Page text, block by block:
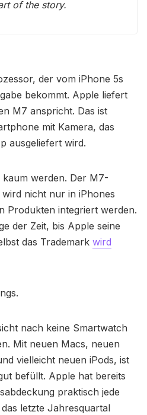
of the story.
der vom iPhone 5s
bekommt. Apple liefert
M7 anspricht. Das ist
mit Kamera, das
ausgeliefert wird.
werden. Der M7-
nicht nur in iPhones
Produkten integriert werden.
der Zeit, bis Apple seine
das Trademark wird
nach keine Smartwatch
Mit neuen Macs, neuen
vielleicht neuen iPods, ist
befüllt. Apple hat bereits
praktisch jede
letzte Jahresquartal